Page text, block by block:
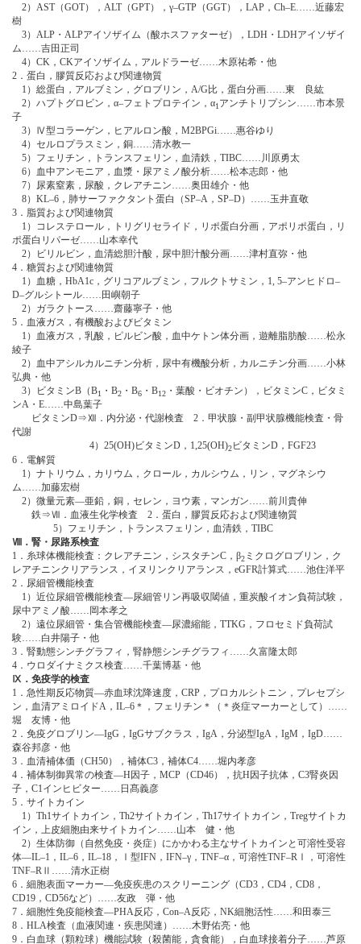
2）AST（GOT），ALT（GPT），γ‒GTP（GGT），LAP，Ch‒E……近藤宏
樹
3）ALP・ALPアイソザイム（酸ホスファターゼ），LDH・LDHアイソザイ
ム……吉田正司
4）CK，CKアイソザイム，アルドラーゼ……木原祐希・他
2．蛋白，膠質反応および関連物質
1）総蛋白，アルブミン，グロブリン，A/G比，蛋白分画……東 良紘
2）ハプトグロビン，α‒フェトプロテイン，α1 アンチトリプシン……市本景
子
3）Ⅳ型コラーゲン，ヒアルロン酸，M2BPGi……惠谷ゆり
4）セルロプラスミン，銅……清水教一
5）フェリチン，トランスフェリン，血清鉄，TIBC……川原勇太
6）血中アンモニア，血漿・尿アミノ酸分析……松本志郎・他
7）尿素窒素，尿酸，クレアチニン……奥田雄介・他
8）KL‒6，肺サーファクタント蛋白（SP‒A，SP‒D）……玉井直敬
3．脂質および関連物質
1）コレステロール，トリグリセライド，リポ蛋白分画，アポリポ蛋白，リ
ポ蛋白リパーゼ……山本幸代
2）ビリルビン，血清総胆汁酸，尿中胆汁酸分画……津村直弥・他
4．糖質および関連物質
1）血糖，HbA1c，グリコアルブミン，フルクトサミン，1, 5‒アンヒドロ‒
D‒グルシトール……田嶼朝子
2）ガラクトース……齋藤寧子・他
5．血液ガス，有機酸およびビタミン
1）血液ガス，乳酸，ピルビン酸，血中ケトン体分画，遊離脂肪酸……松永
綾子
2）血中アシルカルニチン分析，尿中有機酸分析，カルニチン分画……小林
弘典・他
3）ビタミンB（B1 ・B2 ・B6 ・B12 ・葉酸・ビオチン），ビタミンC，ビタミ
ンA・E……中島葉子
ビタミンD⇒Ⅻ．内分泌・代謝検査 2．甲状腺・副甲状腺機能検査・骨
代謝
4）25(OH)ビタミンD，1,25(OH)2ビタミンD，FGF23
6．電解質
1）ナトリウム，カリウム，クロール，カルシウム，リン，マグネシウ
ム……加藤宏樹
2）微量元素―亜鉛，銅，セレン，ヨウ素，マンガン……前川貴伸
鉄⇒Ⅶ．血液生化学検査 2．蛋白，膠質反応および関連物質
5）フェリチン，トランスフェリン，血清鉄，TIBC
Ⅷ．腎・尿路系検査
1．糸球体機能検査：クレアチニン，シスタチンC，β2 ミクログロブリン，ク
レアチニンクリアランス，イヌリンクリアランス，eGFR計算式……池住洋平
2．尿細管機能検査
1）近位尿細管機能検査―尿細管リン再吸収閾値，重炭酸イオン負荷試験，
尿中アミノ酸……岡本孝之
2）遠位尿細管・集合管機能検査―尿濃縮能，TTKG，フロセミド負荷試
験……白井陽子・他
3．腎動態シンチグラフィ，腎静態シンチグラフィ……久富隆太郎
4．ウロダイナミクス検査……千葉博基・他
Ⅸ．免疫学的検査
1．急性期反応物質―赤血球沈降速度，CRP，プロカルシトニン，プレセプシ
ン，血清アミロイドA，IL‒6＊，フェリチン＊（＊炎症マーカーとして）……
堀 友博・他
2．免疫グロブリン―IgG，IgGサブクラス，IgA，分泌型IgA，IgM，IgD……
森谷邦彦・他
3．血清補体価（CH50），補体C3，補体C4……堀内孝彦
4．補体制御異常の検査―H因子，MCP（CD46），抗H因子抗体，C3腎炎因
子，C1インヒビター……日髙義彦
5．サイトカイン
1）Th1サイトカイン，Th2サイトカイン，Th17サイトカイン，Tregサイトカ
イン，上皮細胞由来サイトカイン……山本 健・他
2）生体防御（自然免疫・炎症）にかかわる主なサイトカインと可溶性受容
体―IL‒1，IL‒6，IL‒18，Ⅰ型IFN，IFN‒γ，TNF‒α，可溶性TNF‒RⅠ，可溶性
TNF‒RⅡ……清水正樹
6．細胞表面マーカー―免疫疾患のスクリーニング（CD3，CD4，CD8，
CD19，CD56など）……友政 弾・他
7．細胞性免疫能検査―PHA反応，Con‒A反応，NK細胞活性……和田泰三
8．HLA検査（血液関連・疾患関連）……木野佑亮・他
9．白血球（顆粒球）機能試験（殺菌能，貪食能），白血球接着分子……芦原